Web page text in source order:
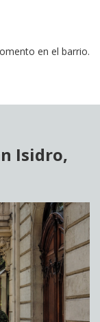
en el barrio.
Isidro,